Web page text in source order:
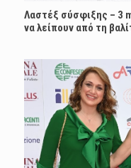
Λαστέξ σύσφιξης – 3
να λείπουν από τη